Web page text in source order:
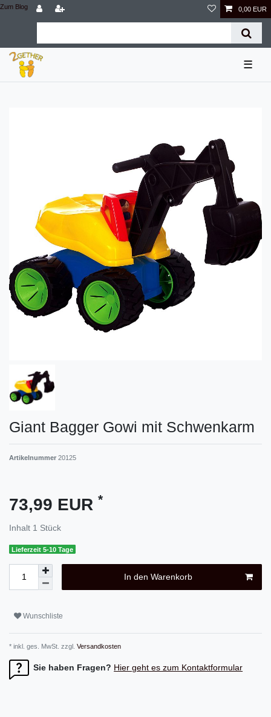
Zum Blog 0,00 EUR
☰
Giant Bagger Gowi mit Schwenkarm
Artikelnummer 20125
73,99 EUR *
Inhalt 1 Stück
Lieferzeit 5-10 Tage
In den Warenkorb
Wunschliste
* inkl. ges. MwSt. zzgl. Versandkosten
Sie haben Fragen? Hier geht es zum Kontaktformular